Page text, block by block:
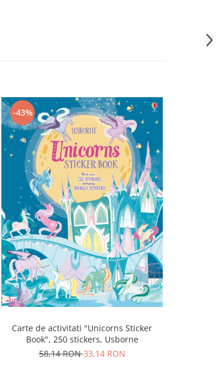
-43%
Carte de activitati "Unicorns Sticker
Book", 250 stickers, Usborne
58,14 RON33,14 RON